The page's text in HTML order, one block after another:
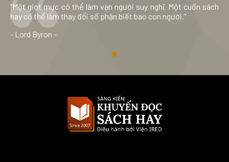
“Một giọt mực có thể làm vạn người suy nghĩ. Một cuốn sách
hay có thể làm thay đổi số phận biết bao con người.”
- Lord Byron -